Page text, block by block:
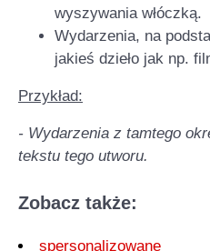
wyszywania włóczką.
Wydarzenia, na
jakieś dzieło jak np.
Przykład:
- Wydarzenia z tamtego
tekstu tego utworu.
Zobacz także:
spersonalizowane